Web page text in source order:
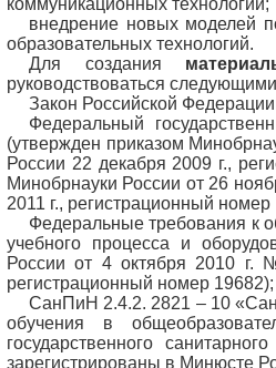
коммуникационных технологий;
внедрение новых моделей
образовательных технологий.
Для создания
руководствоваться
Закон Российской
Федеральный
(утвержден приказом
России 22 декабря 2009 г.,
Минобрнауки России от 26
2011 г., регистрационный номер
Федеральные требования к
учебного процесса и
России от 4 октября 2010 г.
регистрационный номер 19682);
СанПиН 2.4.2. 2821 – 10
обучения в
государственного
зарегистрированы в Минюсте